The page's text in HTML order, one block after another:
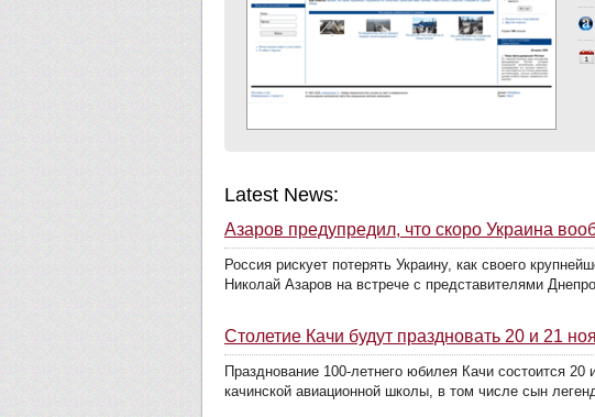
Latest News:
Азаров предупредил, что скоро Украина
Россия рискует потерять Украину, как своего
Николай Азаров на встрече с представителями
Столетие Качи будут праздновать 20 и 21
Празднование 100-летнего юбилея Качи состоится
качинской авиационной школы, в том числе сын